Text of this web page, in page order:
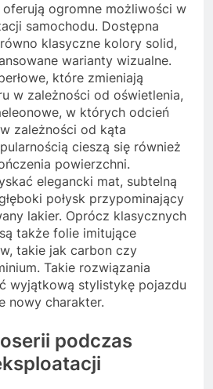
oferują ogromne możliwości w
samochodu. Dostępna
klasyczne kolory solid,
warianty wizualne.
które zmieniają
w zależności od oświetlenia,
w których odcień
zależności od kąta
cieszą się również
powierzchni.
elegancki mat, subtelną
połysk przypominający
lakier. Oprócz klasycznych
także folie imitujące
takie jak carbon czy
Takie rozwiązania
wyjątkową stylistykę pojazdu
nowy charakter.
podczas